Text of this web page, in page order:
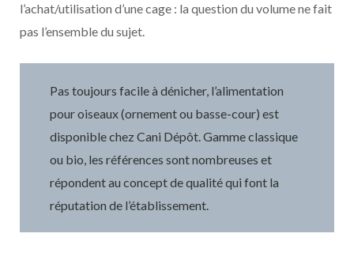
l’achat/utilisation d’une cage : la question du volume ne fait
pas l’ensemble du sujet.
Pas toujours facile à dénicher, l’alimentation
pour oiseaux (ornement ou basse-cour) est
disponible chez Cani Dépôt. Gamme classique
ou bio, les références sont nombreuses et
répondent au concept de qualité qui font la
réputation de l’établissement.